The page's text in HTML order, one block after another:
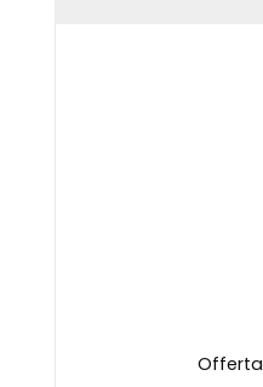
Offerta